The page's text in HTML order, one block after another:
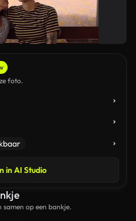
foto.
in AI Studio
samen op een bankje.